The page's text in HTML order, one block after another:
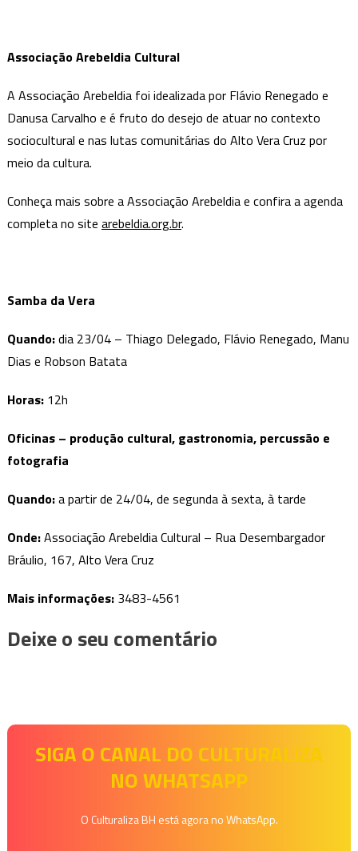
Associação Arebeldia Cultural
A Associação Arebeldia foi idealizada por Flávio Renegado e
Danusa Carvalho e é fruto do desejo de atuar no contexto
sociocultural e nas lutas comunitárias do Alto Vera Cruz por
meio da cultura.
Conheça mais sobre a Associação Arebeldia e confira a agenda
completa no site arebeldia.org.br.
Samba da Vera
Quando:dia 23/04 – Thiago Delegado, Flávio Renegado, Manu
Dias e Robson Batata
Horas:12h
Oficinas – produção cultural, gastronomia, percussão e
fotografia
Quando:a partir de 24/04, de segunda à sexta, à tarde
Onde:Associação Arebeldia Cultural – Rua Desembargador
Bráulio, 167, Alto Vera Cruz
Mais informações:3483-4561
Deixe o seu comentário
SIGA O CANAL DO CULTURALIZA
NO WHATSAPP
O Culturaliza BH está agora no WhatsApp.